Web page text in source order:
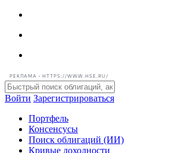
РЕКЛАМА • HTTPS://WWW.HSE.RU/
Войти Зарегистрироваться